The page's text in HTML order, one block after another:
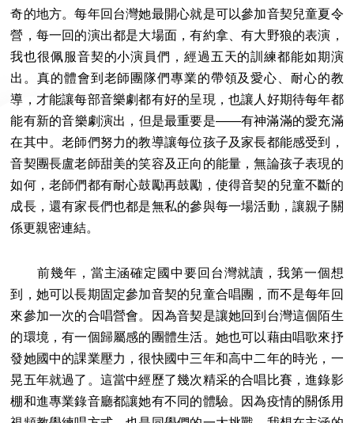
奇的地方。每年回台灣她最開心就是可以參加音契兒童夏令
營，每一回的演出都是大場面，有約拿、有大野狼的表演，
我也很佩服音契的小演員們，經過五天的訓練都能如期演
出。真的體會到老師團隊們專業的帶領及愛心、耐心的教
導，才能讓每部音樂劇都有好的呈現，也讓人好期待每年都
能有新的音樂劇演出，但是最重要是——有神滿滿的愛充滿
在其中。老師們努力的教導讓每位孩子及家長都能感受到，
音契團長盧老師甜美的笑容及正向的能量，無論孩子表現的
如何，老師們都有耐心鼓勵再鼓勵，使得音契的兒童不斷的
成長，還有家長們也都是無私的參與每一場活動，讓親子關
係更親密連結。
前幾年，當主涵確定國中要回台灣就讀，我第一個想
到，她可以長期固定參加音契的兒童合唱團，而不是每年回
來參加一次的合唱營會。因為音契是讓她回到台灣這個陌生
的環境，有一個歸屬感的團體生活。她也可以藉由唱歌來抒
發她國中的課業壓力，很快國中三年和高中二年的時光，一
晃五年就過了。這當中經歷了幾次精采的合唱比賽，進錄影
棚和進專業錄音廳都讓她有不同的體驗。因為疫情的關係用